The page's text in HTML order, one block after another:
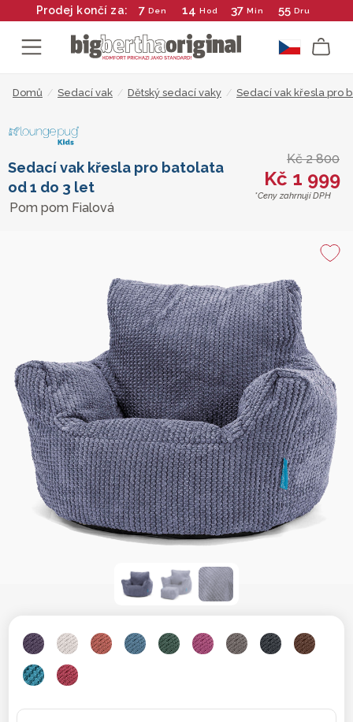
Prodej končí za: 7 Den 14 Hod 37 Min 55 Dru
Domů / Sedací vak / Dětský sedací vaky / Sedací vak křesla pro
Sedací vak křesla pro batolata
od 1 do 3 let
Pom pom Fialová
Kč 2 800
Kč 1 999
*Ceny zahrnují DPH